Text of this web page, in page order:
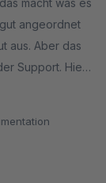
macht was es
angeordnet
aus. Aber das
Support. Hier
und der
gemacht um
!!